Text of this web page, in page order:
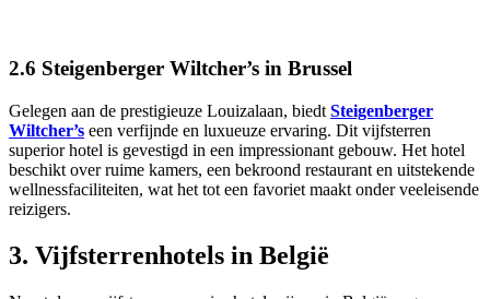
2.6 Steigenberger Wiltcher’s in Brussel
Gelegen aan de prestigieuze Louizalaan, biedt Steigenberger
Wiltcher’s een verfijnde en luxueuze ervaring. Dit vijfsterren
superior hotel is gevestigd in een impressionant gebouw. Het hotel
beschikt over ruime kamers, een bekroond restaurant en uitstekende
wellnessfaciliteiten, wat het tot een favoriet maakt onder veeleisende
reizigers.
3. Vijfsterrenhotels in België